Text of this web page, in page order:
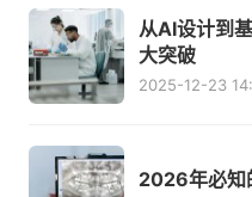
从AI设计到
大突破
2025-12-23
2026年必知